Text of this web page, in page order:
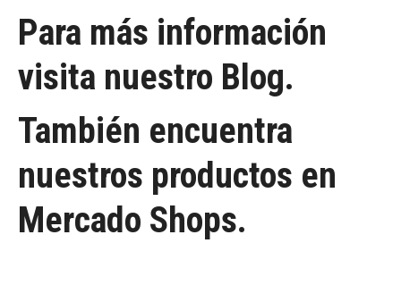
Para más información
visita nuestro Blog.
También encuentra
nuestros productos en
Mercado Shops.